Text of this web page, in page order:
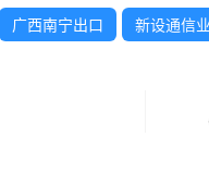
广西南宁出口 新设通信